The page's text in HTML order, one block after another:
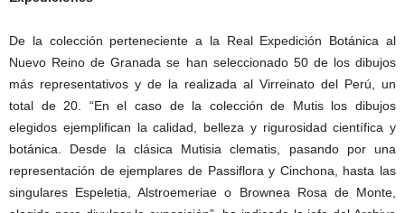
De la colección perteneciente a la Real Expedición Botánica al
Nuevo Reino de Granada se han seleccionado 50 de los dibujos
más representativos y de la realizada al Virreinato del Perú, un
total de 20. “En el caso de la colección de Mutis los dibujos
elegidos ejemplifican la calidad, belleza y rigurosidad científica y
botánica. Desde la clásica Mutisia clematis, pasando por una
representación de ejemplares de Passiflora y Cinchona, hasta las
singulares Espeletia, Alstroemeriae o Brownea Rosa de Monte,